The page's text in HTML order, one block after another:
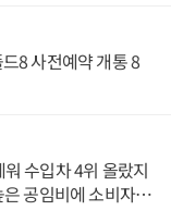
8 사전예약 개통 8
수입차 4위 올랐지
공임비에 소비자